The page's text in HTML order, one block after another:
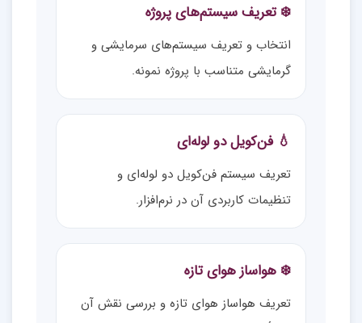
❄️ تعریف سیستم‌های پروژه
انتخاب و تعریف سیستم‌های سرمایشی و
گرمایشی متناسب با پروژه نمونه.
💧 فن‌کویل دو لوله‌ای
تعریف سیستم فن‌کویل دو لوله‌ای و
تنظیمات کاربردی آن در نرم‌افزار.
❄️ هواساز هوای تازه
تعریف هواساز هوای تازه و بررسی نقش آن